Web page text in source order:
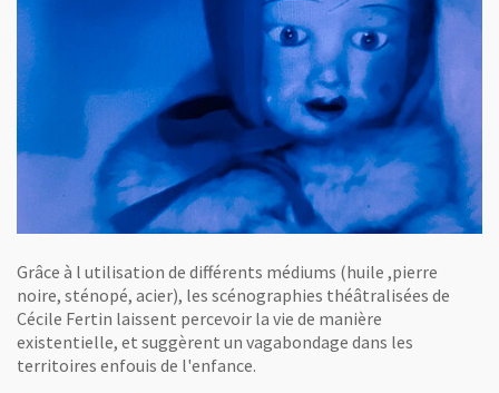
Grâce à l utilisation de différents médiums (huile ,pierre
noire, sténopé, acier), les scénographies théâtralisées de
Cécile Fertin laissent percevoir la vie de manière
existentielle, et suggèrent un vagabondage dans les
territoires enfouis de l'enfance.